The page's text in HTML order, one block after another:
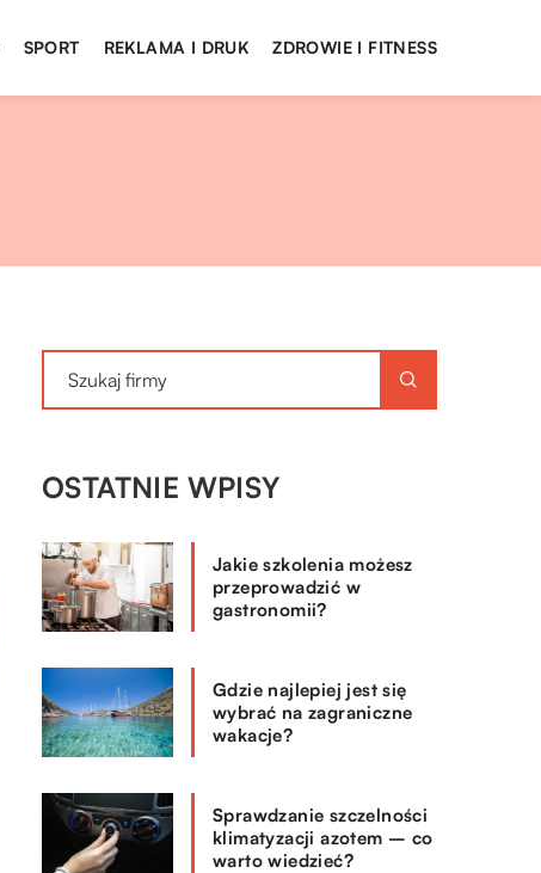
SPORT REKLAMA I DRUK ZDROWIE I FITNESS
OSTATNIE WPISY
Jakie szkolenia możesz
przeprowadzić w
gastronomii?
Gdzie najlepiej jest się
wybrać na zagraniczne
wakacje?
Sprawdzanie szczelności
klimatyzacji azotem – co
warto wiedzieć?